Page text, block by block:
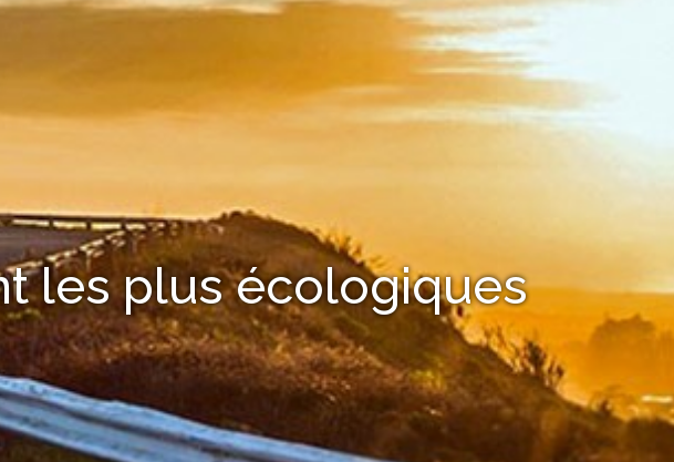
les plus écologiques